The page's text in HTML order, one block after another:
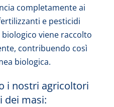
completamente ai
e pesticidi
viene raccolto
contribuendo così
biologica.
i nostri agricoltori
dei masi: